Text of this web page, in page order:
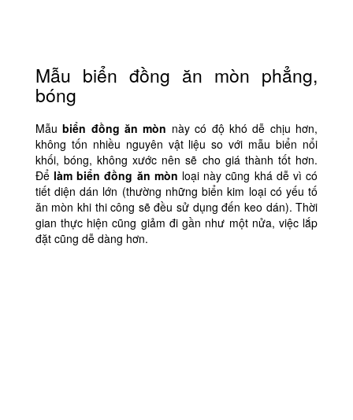
Mẫu biển đồng ăn mòn phẳng,
bóng
Mẫu biển đồng ăn mòn này có độ khó dễ chịu hơn,
không tốn nhiều nguyên vật liệu so với mẫu biển nổi
khối, bóng, không xước nên sẽ cho giá thành tốt hơn.
Để làm biển đồng ăn mòn loại này cũng khá dễ vì có
tiết diện dán lớn (thường những biển kim loại có yếu tố
ăn mòn khi thi công sẽ đều sử dụng đến keo dán). Thời
gian thực hiện cũng giảm đi gần như một nửa, việc lắp
đặt cũng dễ dàng hơn.